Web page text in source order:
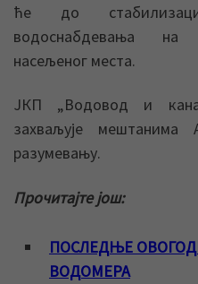
ће до
водоснабдевања на
насељеног места.
ЈКП „Водовод и
захваљује
разумевању.
Прочитајте још:
ПОСЛЕДЊЕ
ВОДОМЕРА